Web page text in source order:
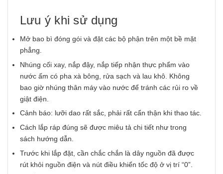
Lưu ý khi sử dụng
Mở bao bì đóng gói và đặt các bộ phận trên một bề mặt
phẳng.
Nhúng cối xay, nắp đậy, nắp tiếp nhận thực phẩm vào
nước ấm có pha xà bông, rửa sạch và lau khô. Không
bao giờ nhúng thân máy vào nước để tránh các rủi ro về
giật điện.
Cảnh báo: lưỡi dao rất sắc, phải rất cẩn thận khi thao tác.
Cách lắp ráp đúng sẽ được miêu tả chi tiết như trong
sách hướng dẫn.
Trước khi lắp đặt, cần chắc chắn là dây nguồn đã được
rút khỏi nguồn điện và nút điều khiển tốc độ ở vị trí “0”.